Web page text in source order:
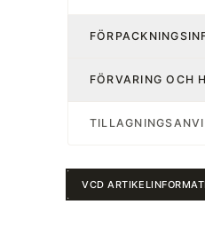
FÖRVARING OCH
VCD